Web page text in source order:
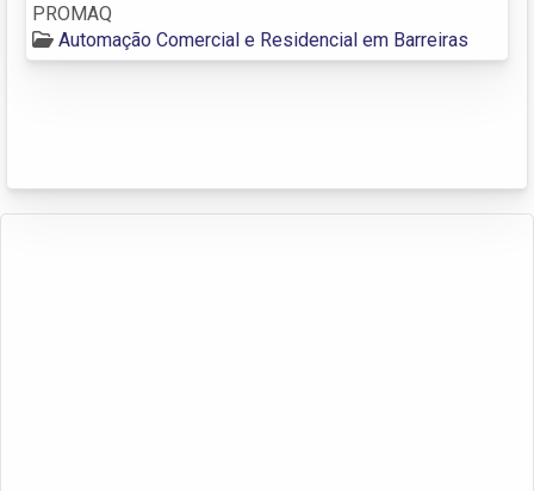
PROMAQ
Automação Comercial e Residencial em Barreiras